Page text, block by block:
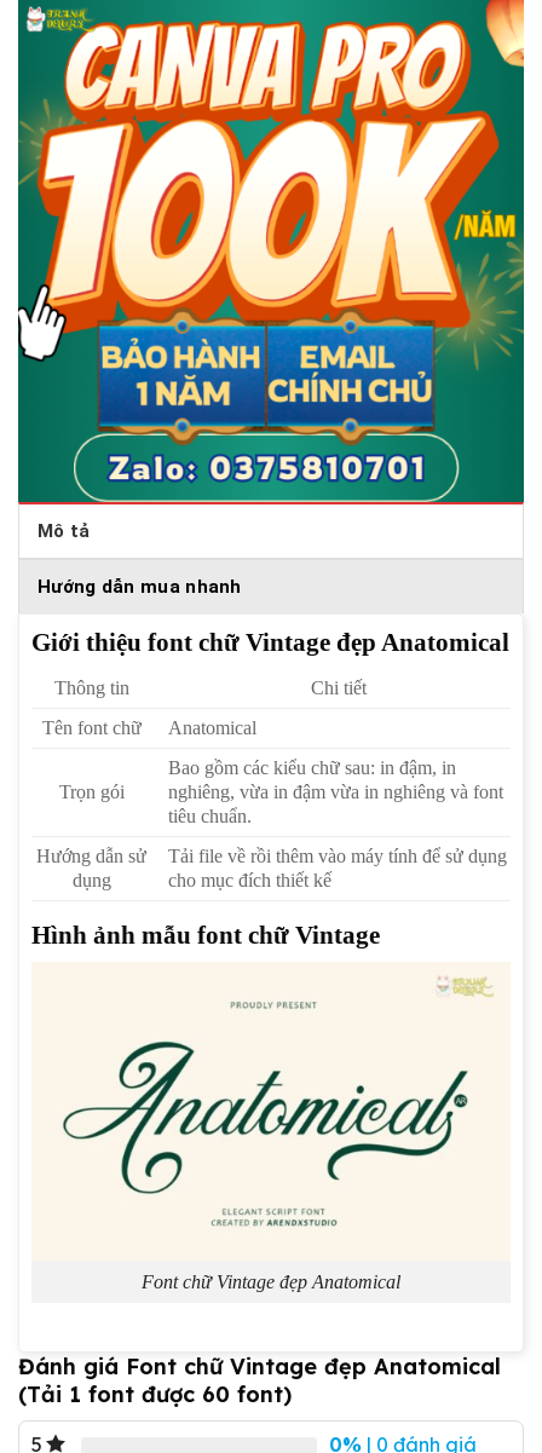
Mô tả
Hướng dẫn mua nhanh
Giới thiệu font chữ Vintage đẹp Anatomical
Thông tin
Chi tiết
Tên font chữ
Anatomical
Trọn gói
Bao gồm các kiểu chữ sau: in đậm, in
nghiêng, vừa in đậm vừa in nghiêng và font
tiêu chuẩn.
Hướng dẫn sử
dụng
Tải file về rồi thêm vào máy tính để sử dụng
cho mục đích thiết kế
Hình ảnh mẫu font chữ Vintage
Font chữ Vintage đẹp Anatomical
Đánh giá Font chữ Vintage đẹp Anatomical
(Tải 1 font được 60 font)
5 0% | 0 đánh giá